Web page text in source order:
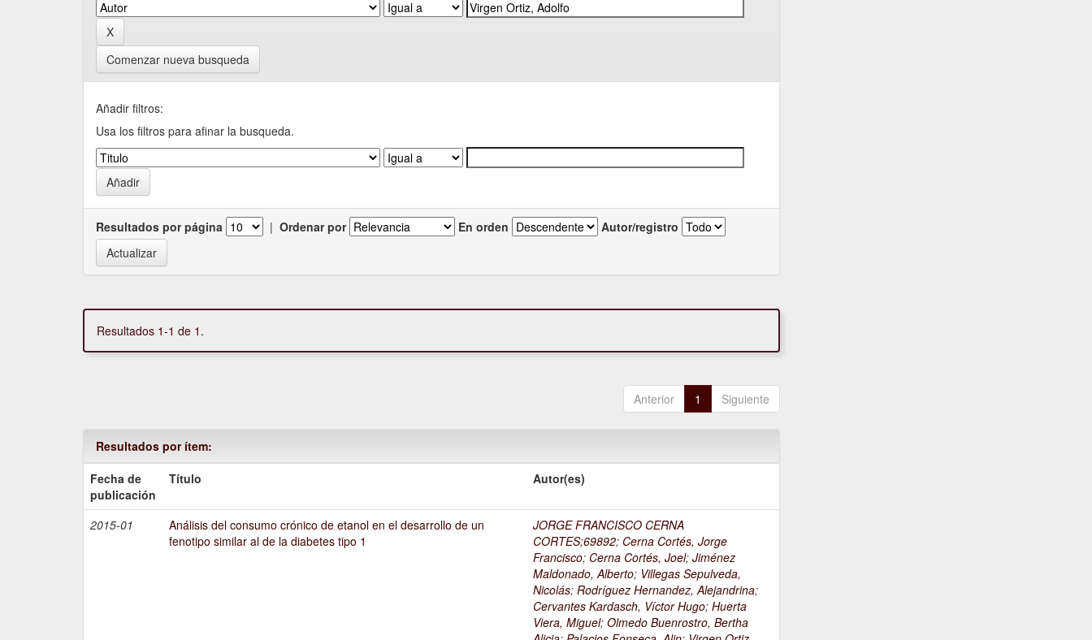
Comenzar nueva busqueda
Añadir filtros:
Usa los filtros para afinar la busqueda.
Resultados por página | Ordenar por En orden Autor/registro
Resultados 1-1 de 1.
Anterior 1 Siguiente
Resultados por ítem:
Fecha de
publicación
Título Autor(es)
2015-01
Análisis del consumo crónico de etanol en el desarrollo de un
fenotipo similar al de la diabetes tipo 1
JORGE FRANCISCO CERNA
CORTES;69892; Cerna Cortés, Jorge
Francisco; Cerna Cortés, Joel;Jiménez
Maldonado, Alberto; Villegas Sepulveda,
Nicolás;Rodríguez Hernandez, Alejandrina;
Cervantes Kardasch, Víctor Hugo;Huerta
Viera, Miguel;Olmedo Buenrostro, Bertha